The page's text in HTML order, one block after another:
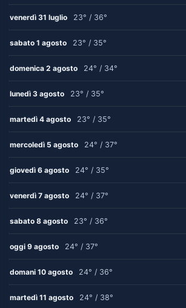
venerdì 31 luglio 23° / 36°
sabato 1 agosto 23° / 35°
domenica 2 agosto 24° / 34°
lunedì 3 agosto 23° / 35°
martedì 4 agosto 23° / 35°
mercoledì 5 agosto 24° / 37°
giovedì 6 agosto 24° / 35°
venerdì 7 agosto 24° / 37°
sabato 8 agosto 23° / 36°
oggi 9 agosto 24° / 37°
domani 10 agosto 24° / 36°
martedì 11 agosto 24° / 38°